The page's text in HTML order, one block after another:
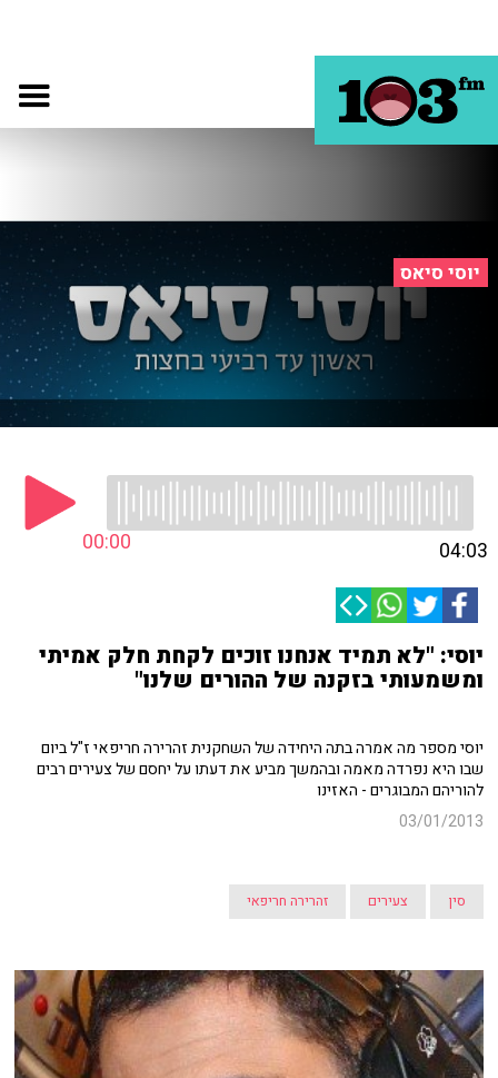
יוסי סיאס
00:00 04:03
יוסי: "לא תמיד אנחנו זוכים לקחת חלק אמיתי
ומשמעותי בזקנה של ההורים שלנו"
יוסי מספר מה אמרה בתה היחידה של השחקנית זהרירה חריפאי ז"ל ביום
שבו היא נפרדה מאמה ובהמשך מביע את דעתו על יחסם של צעירים רבים
להוריהם המבוגרים - האזינו
03/01/2013
סין צעירים זהרירה חריפאי